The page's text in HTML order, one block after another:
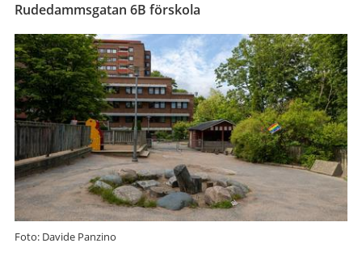
här:
Rudedammsgatan 6B förskola
Foto: Davide Panzino